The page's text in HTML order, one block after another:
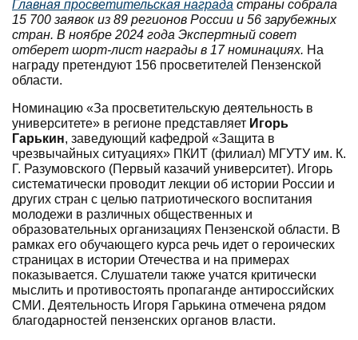
Главная просветительская награда страны собрала
15 700 заявок из 89 регионов России и 56 зарубежных
стран. В ноябре 2024 года Экспертный совет
отберет шорт-лист награды в 17 номинациях. На
награду претендуют 156 просветителей Пензенской
области.
Номинацию «За просветительскую деятельность в
университете» в регионе представляет Игорь
Гарькин, заведующий кафедрой «Защита в
чрезвычайных ситуациях» ПКИТ (филиал) МГУТУ им. К.
Г. Разумовского (Первый казачий университет). Игорь
систематически проводит лекции об истории России и
других стран с целью патриотического воспитания
молодежи в различных общественных и
образовательных организациях Пензенской области. В
рамках его обучающего курса речь идет о героических
страницах в истории Отечества и на примерах
показывается. Слушатели также учатся критически
мыслить и противостоять пропаганде антироссийских
СМИ. Деятельность Игоря Гарькина отмечена рядом
благодарностей пензенских органов власти.